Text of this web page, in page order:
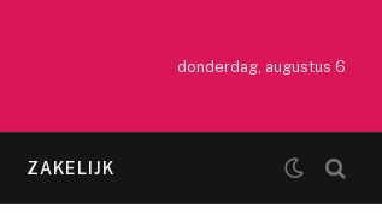
donderdag, augustus 6
ZAKELIJK